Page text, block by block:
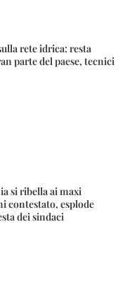
rete idrica: resta
parte del paese, tecnici
si ribella ai maxi
contestato, esplode
dei sindaci